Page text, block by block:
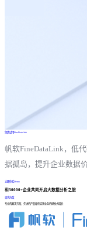
免费试用FineDataLink
帆软FineDataLink，低
据孤岛，提升企业数据价
立即体验Demo
和30000+企业共同开启大数据分析之旅
咨询方案
专业的解决方案、先进的产品帮您实现业务的爆发式增长